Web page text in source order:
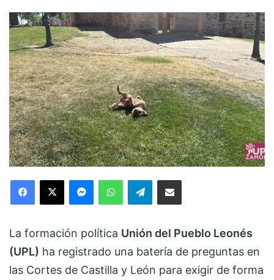
Facebook
X MessengerWhatsAppTelegramCompartir via Email
La formación política Unión del Pueblo Leonés
(UPL) ha registrado una batería de preguntas en
las Cortes de Castilla y León para exigir de forma